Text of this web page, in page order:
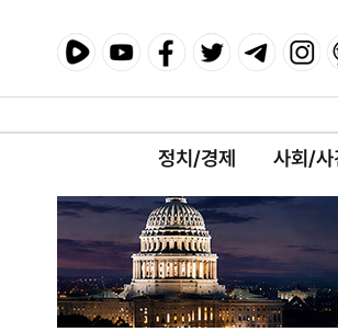
정치/경제 사회/사